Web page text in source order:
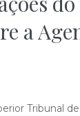
a
Tribunal